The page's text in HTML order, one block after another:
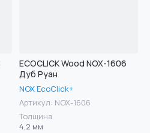
ECOCLICK Wood NOX-1606
Дуб Руан
NOX EcoClick+
Артикул: NOX-1606
Толщина
4,2 мм